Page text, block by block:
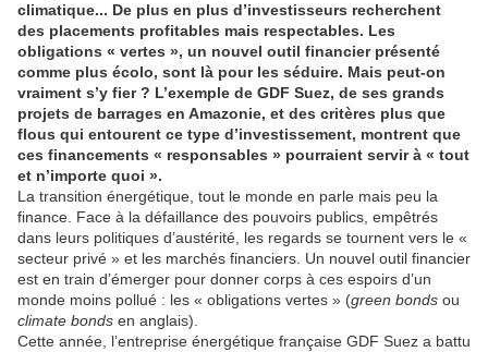
climatique... De plus en plus d’investisseurs recherchent
des placements profitables mais respectables. Les
obligations « vertes », un nouvel outil financier présenté
comme plus écolo, sont là pour les séduire. Mais peut-on
vraiment s’y fier ? L’exemple de GDF Suez, de ses grands
projets de barrages en Amazonie, et des critères plus que
flous qui entourent ce type d’investissement, montrent que
ces financements « responsables » pourraient servir à « tout
et n’importe quoi ».
La transition énergétique, tout le monde en parle mais peu la
finance. Face à la défaillance des pouvoirs publics, empêtrés
dans leurs politiques d’austérité, les regards se tournent vers le «
secteur privé » et les marchés financiers. Un nouvel outil financier
est en train d’émerger pour donner corps à ces espoirs d’un
monde moins pollué : les « obligations vertes » (green bonds ou
climate bonds en anglais).
Cette année, l’entreprise énergétique française GDF Suez a battu